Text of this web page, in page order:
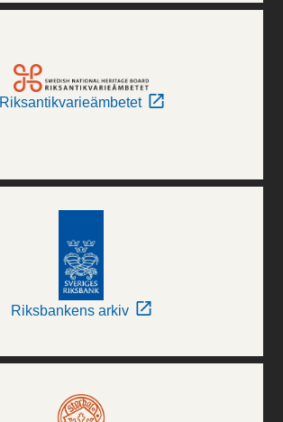
Riksantikvarieämbetet
Riksbankens arkiv